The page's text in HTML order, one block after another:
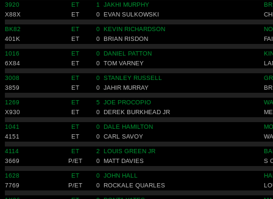
3920 ET 1 JAKHI MURPHY
X88X
ET 0 EVAN SULKOWSKI
BK82 ET 0 KEVIN RICHARDSON
401K
ET 0 BRIAN RISDON
1016 ET 0 DANIEL PATTON
6X84
ET 0 TOM VARNEY
3008 ET 0 STANLEY RUSSELL
3859
ET 0 JAHIR MURRAY
1269 ET 5 JOE PROCOPIO
X930
ET 0 DEREK BURKHEAD JR
1041 ET 0 DALE HAMILTON
4151
ET 0 CARL SAVOY
4114 ET 2 LOUIS GREEN JR
3669
P/ET 0 MATT DAVIES S
1628 ET 0 JOHN HALL
7769
P/ET 0 ROCKALE QUARLES